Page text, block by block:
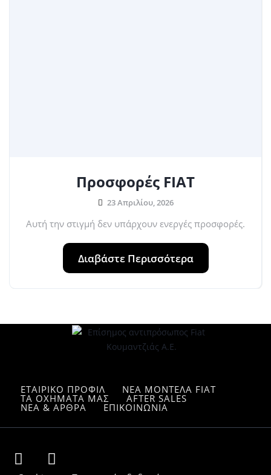
Προσφορές FIAT
23 Απριλίου, 2026
Αυτή την στιγμή δεν υπάρχουν ενεργές προσφορές.
Διαβάστε Περισσότερα
ΕΤΑΙΡΙΚΟ ΠΡΟΦΙΛ ΝΕΑ ΜΟΝΤΕΛΑ FIAT
ΤΑ ΟΧΗΜΑΤΑ ΜΑΣ AFTER SALES
ΝΕΑ & ΑΡΘΡΑ ΕΠΙΚΟΙΝΩΝΙΑ